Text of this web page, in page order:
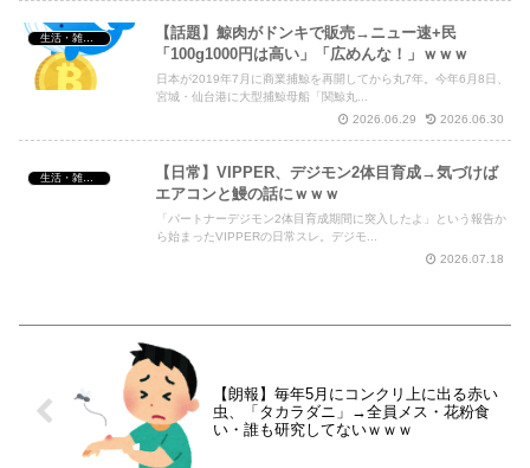
【話題】鯨肉がドンキで販売→ニュー速+民
「100g1000円は高い」「広めんな！」ｗｗｗ
日本が2019年7月に商業捕鯨を再開してから丸7年。今年6月8日、
宮城・仙台港に大型捕鯨母船「関鯨丸...
2026.06.29
2026.06.30
【日常】VIPPER、デジモン2体目育成→気づけば
エアコンと鰻の話にｗｗｗ
「パートナーデジモン2体目育成期間に突入したよ」という報告か
ら始まったVIPPERの日常スレ。デジモ...
2026.07.18
【朗報】毎年5月にコンクリ上に出る赤い
虫、「タカラダニ」→全員メス・花粉食
い・誰も研究してないｗｗｗ